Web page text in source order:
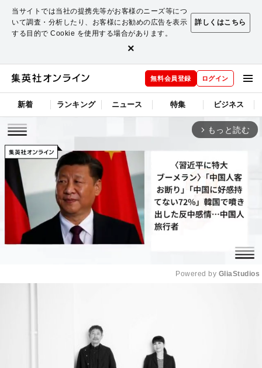
当サイトでは当社の提携先等がお客様のニーズ等につ
いて調査・分析したり、お客様にお勧めの広告を表示
する目的で Cookie を使用する場合があります。
詳しくはこちら
×
無料会員登録 ログイン
新着 ランキング ニュース 特集 ビジネス
arrow_forward_ios もっと読む
Powered by GliaStudios